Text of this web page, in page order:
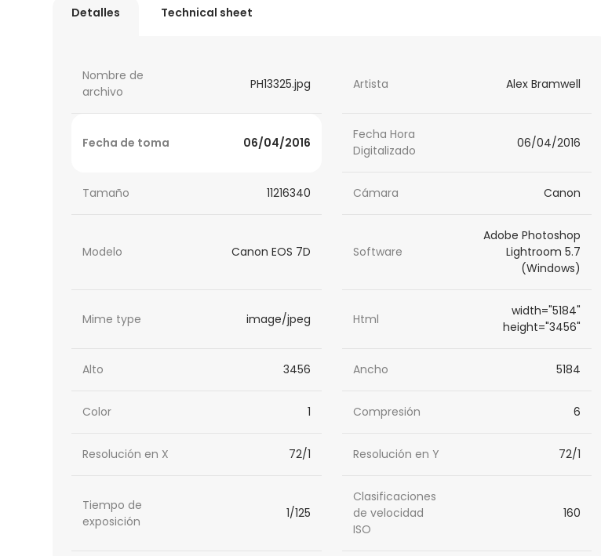
Detalles Technical sheet
Nombre de
archivo
PH13325.jpg Artista Alex Bramwell
Fecha de toma 06/04/2016
Fecha Hora
Digitalizado
06/04/2016
Tamaño 11216340 Cámara Canon
Modelo Canon EOS 7D Software
Adobe Photoshop
Lightroom 5.7
(Windows)
Mime type image/jpeg Html
width="5184"
height="3456"
Alto 3456 Ancho 5184
Color 1 Compresión 6
Resolución en X 72/1 Resolución en Y 72/1
Tiempo de
exposición
1/125
Clasificaciones
de velocidad
ISO
160